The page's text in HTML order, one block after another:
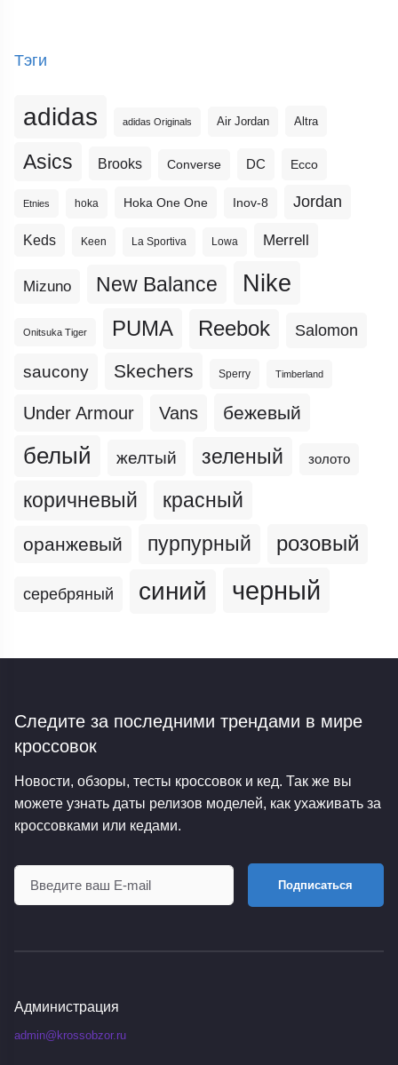
Тэги
adidas adidas Originals Air Jordan Altra
Asics Brooks Converse DC Ecco
Etnies hoka Hoka One One Inov-8 Jordan
Keds Keen La Sportiva Lowa Merrell
Mizuno New Balance Nike
Onitsuka Tiger PUMA Reebok Salomon
saucony Skechers Sperry Timberland
Under Armour Vans бежевый
белый желтый зеленый золото
коричневый красный
оранжевый пурпурный розовый
серебряный синий черный
Следите за последними трендами в мире
кроссовок
Новости, обзоры, тесты кроссовок и кед. Так же вы
можете узнать даты релизов моделей, как ухаживать за
кроссовками или кедами.
Подписаться
Администрация
admin@krossobzor.ru